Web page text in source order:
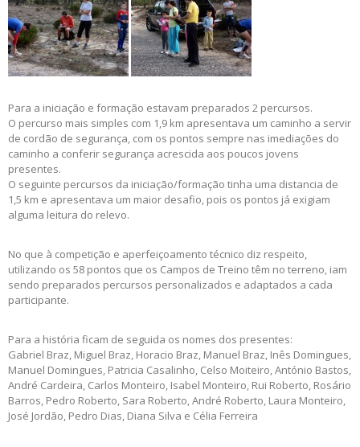
Para a iniciação e formação estavam preparados 2 percursos.
O percurso mais simples com 1,9 km apresentava um caminho a servir
de cordão de segurança, com os pontos sempre nas imediações do
caminho a conferir segurança acrescida aos poucos jovens
presentes.
O seguinte percursos da iniciação/formação tinha uma distancia de
1,5 km e apresentava um maior desafio, pois os pontos já exigiam
alguma leitura do relevo.
No que à competição e aperfeiçoamento técnico diz respeito,
utilizando os 58 pontos que os Campos de Treino têm no terreno, iam
sendo preparados percursos personalizados e adaptados a cada
participante.
Para a história ficam de seguida os nomes dos presentes:
Gabriel Braz, Miguel Braz, Horacio Braz, Manuel Braz, Inês Domingues,
Manuel Domingues, Patricia Casalinho, Celso Moiteiro, António Bastos,
André Cardeira, Carlos Monteiro, Isabel Monteiro, Rui Roberto, Rosário
Barros, Pedro Roberto, Sara Roberto, André Roberto, Laura Monteiro,
José Jordão, Pedro Dias, Diana Silva e Célia Ferreira